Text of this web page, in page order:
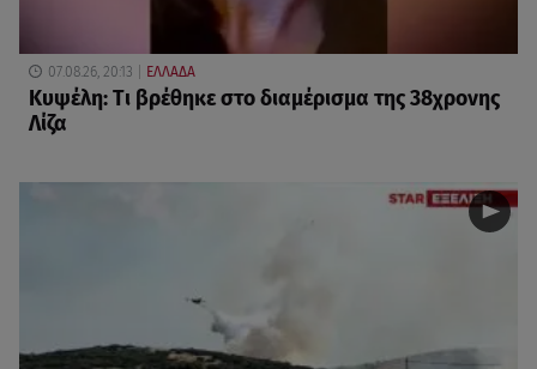
07.08.26, 20:13 ΕΛΛΑΔΑ
Κυψέλη: Tι βρέθηκε στο διαμέρισμα της 38χρονης
Λίζα